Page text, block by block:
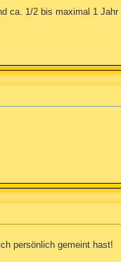
ca. 1/2 bis maximal 1
persönlich gemeint hast!